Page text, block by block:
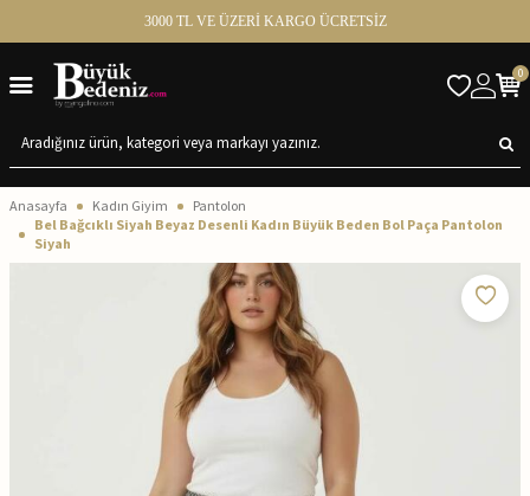
3000 TL VE ÜZERİ KARGO ÜCRETSİZ
0
Anasayfa Kadın Giyim
Pantolon
Bel Bağcıklı Siyah Beyaz Desenli Kadın Büyük Beden Bol Paça Pantolon
Siyah